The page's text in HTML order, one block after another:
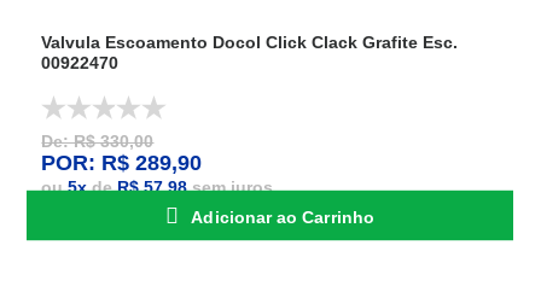
Valvula Escoamento Docol Click Clack Grafite Esc.
00922470
De: R$ 330,00
POR: R$ 289,90
ou5xdeR$ 57,98sem juros
Adicionar ao Carrinho